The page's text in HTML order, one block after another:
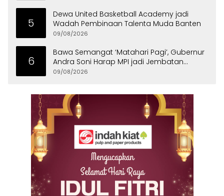
5
Dewa United Basketball Academy jadi
Wadah Pembinaan Talenta Muda Banten
09/08/2026
6
Bawa Semangat ‘Matahari Pagi’, Gubernur
Andra Soni Harap MPI jadi Jembatan
Aspirasi Warga Banten
09/08/2026